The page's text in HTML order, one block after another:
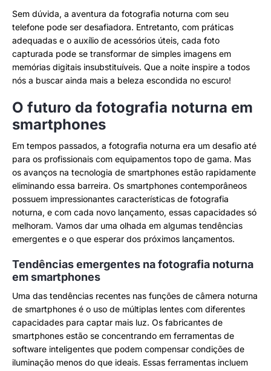
Sem dúvida, a aventura da fotografia noturna com seu
telefone pode ser desafiadora. Entretanto, com práticas
adequadas e o auxílio de acessórios úteis, cada foto
capturada pode se transformar de simples imagens em
memórias digitais insubstituíveis. Que a noite inspire a todos
nós a buscar ainda mais a beleza escondida no escuro!
O futuro da fotografia noturna em
smartphones
Em tempos passados, a fotografia noturna era um desafio até
para os profissionais com equipamentos topo de gama. Mas
os avanços na tecnologia de smartphones estão rapidamente
eliminando essa barreira. Os smartphones contemporâneos
possuem impressionantes características de fotografia
noturna, e com cada novo lançamento, essas capacidades só
melhoram. Vamos dar uma olhada em algumas tendências
emergentes e o que esperar dos próximos lançamentos.
Tendências emergentes na fotografia noturna
em smartphones
Uma das tendências recentes nas funções de câmera noturna
de smartphones é o uso de múltiplas lentes com diferentes
capacidades para captar mais luz. Os fabricantes de
smartphones estão se concentrando em ferramentas de
software inteligentes que podem compensar condições de
iluminação menos do que ideais. Essas ferramentas incluem